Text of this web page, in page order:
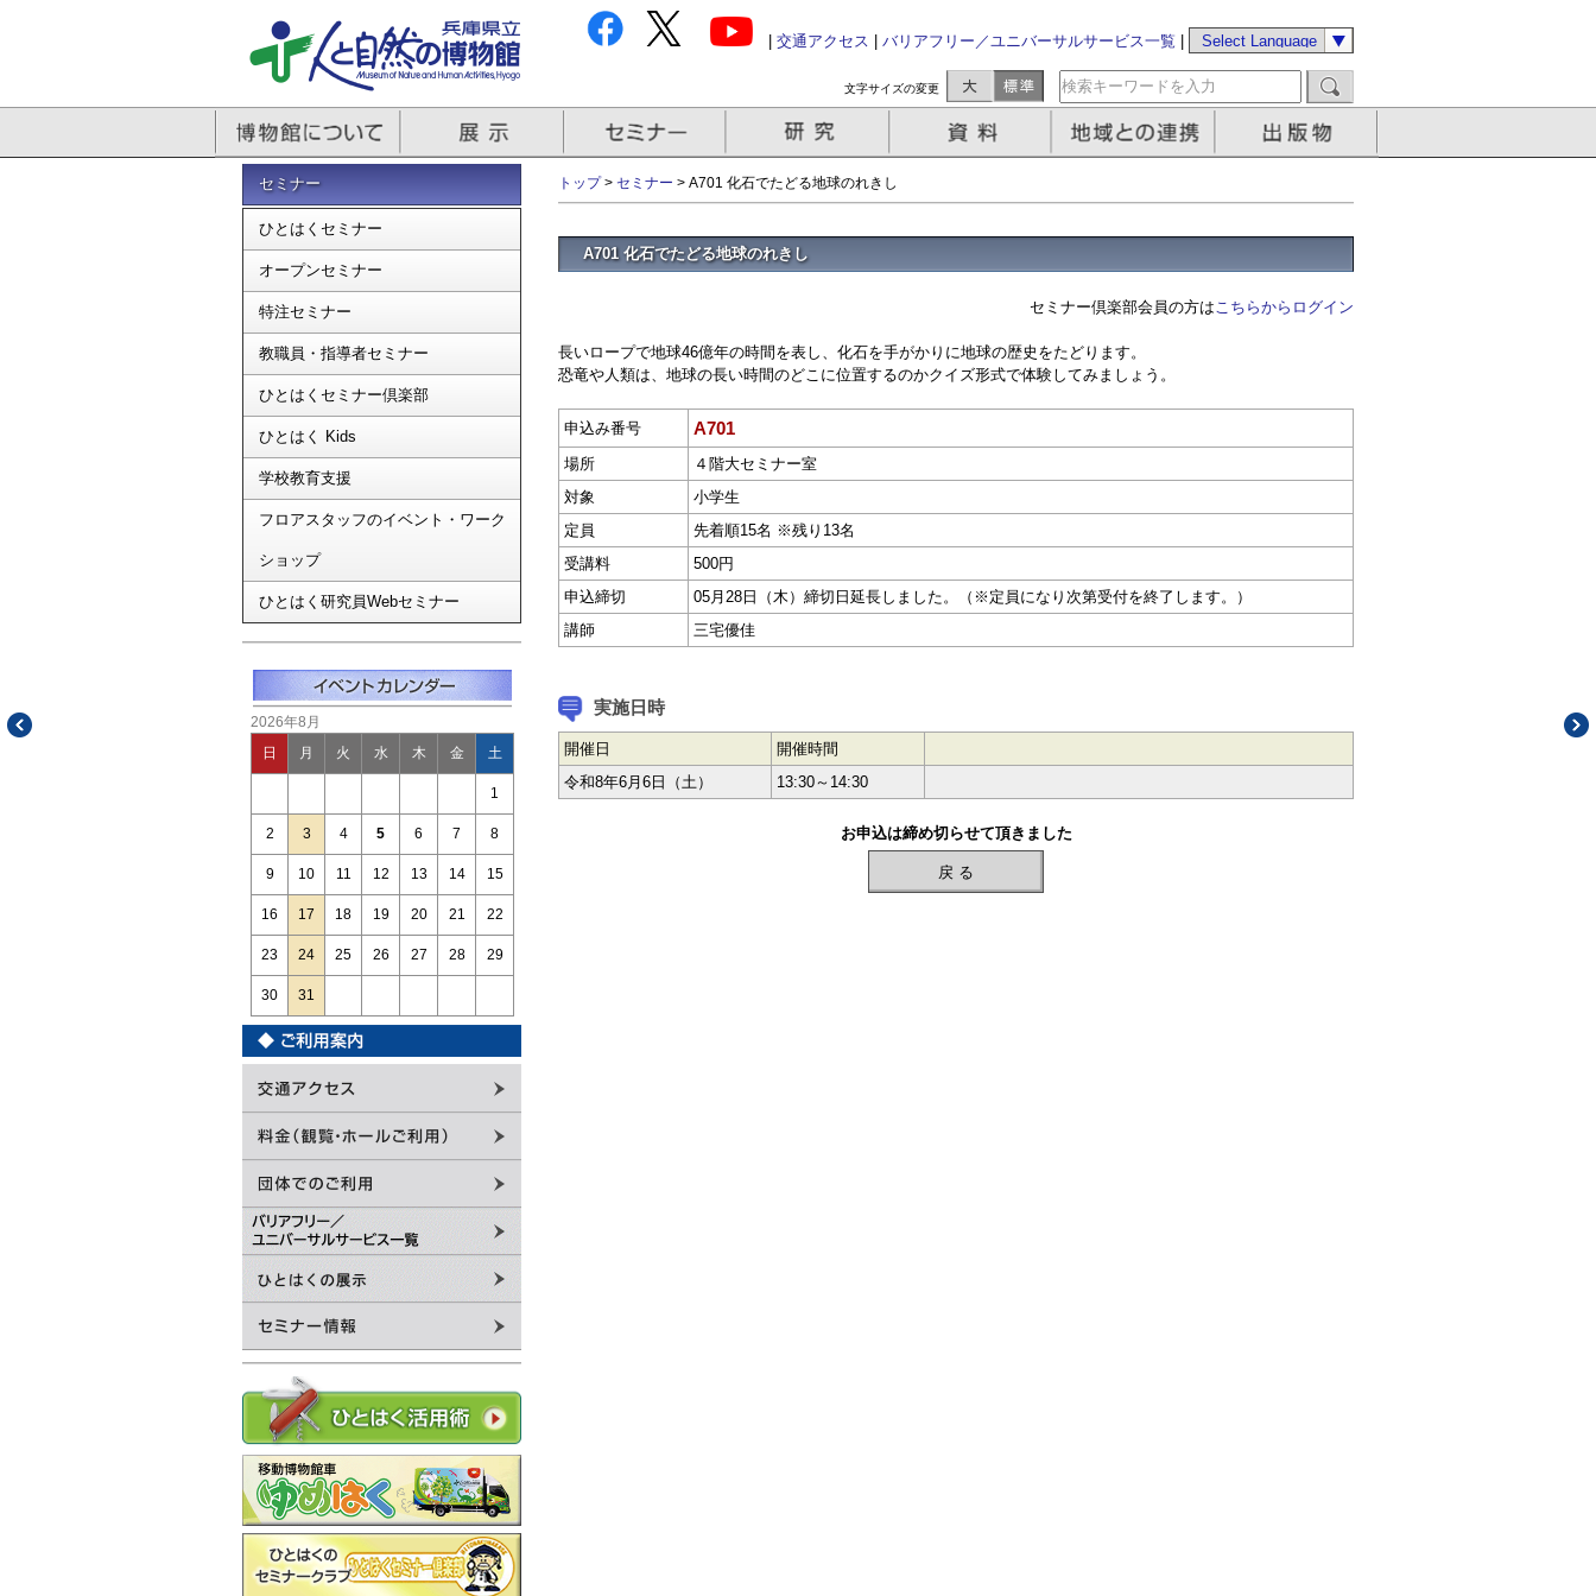
交通アクセス バリアフリー／ユニバーサルサービス一覧
文字サイズの変更
セミナー
ひとはくセミナー
オープンセミナー
特注セミナー
教職員・指導者セミナー
ひとはくセミナー倶楽部
ひとはく Kids
学校教育支援
フロアスタッフのイベント・ワーク
ショップ
ひとはく研究員Webセミナー
2026年8月
日 月 火 水 木 金 土
1
2 3 4 5 6 7 8
9 10 11 12 13 14 15
16 17 18 19 20 21 22
23 24 25 26 27 28 29
30 31
トップ> セミナー > A701 化石でたどる地球のれきし
A701 化石でたどる地球のれきし
セミナー倶楽部会員の方はこちらからログイン
長いロープで地球46億年の時間を表し、化石を手がかりに地球の歴史をたどります。
恐竜や人類は、地球の長い時間のどこに位置するのかクイズ形式で体験してみましょう。
申込み番号 A701
場所
４階大セミナー室
対象
小学生
定員
先着順15名 ※残り13名
受講料
500円
申込締切
05月28日（木）締切日延長しました。（※定員になり次第受付を終了します。）
講師
三宅優佳
実施日時
開催日
開催時間
令和8年6月6日（土）
13:30～14:30
お申込は締め切らせて頂きました
戻 る